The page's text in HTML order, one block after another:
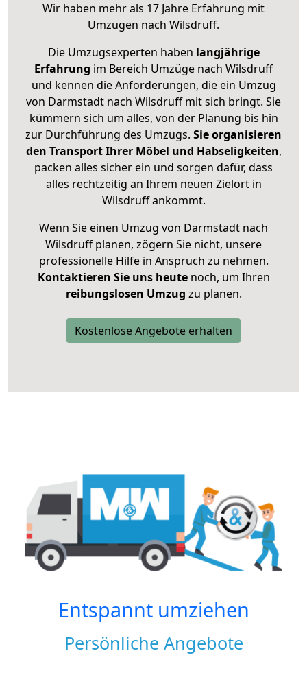
Wir haben mehr als 17 Jahre Erfahrung mit
Umzügen nach Wilsdruff.
Die Umzugsexperten haben langjährige
Erfahrung im Bereich Umzüge nach Wilsdruff
und kennen die Anforderungen, die ein Umzug
von Darmstadt nach Wilsdruff mit sich bringt. Sie
kümmern sich um alles, von der Planung bis hin
zur Durchführung des Umzugs. Sie organisieren
den Transport Ihrer Möbel und Habseligkeiten,
packen alles sicher ein und sorgen dafür, dass
alles rechtzeitig an Ihrem neuen Zielort in
Wilsdruff ankommt.
Wenn Sie einen Umzug von Darmstadt nach
Wilsdruff planen, zögern Sie nicht, unsere
professionelle Hilfe in Anspruch zu nehmen.
Kontaktieren Sie uns heutenoch, um Ihren
reibungslosen Umzug zu planen.
Kostenlose Angebote erhalten
Entspannt umziehen
Persönliche Angebote